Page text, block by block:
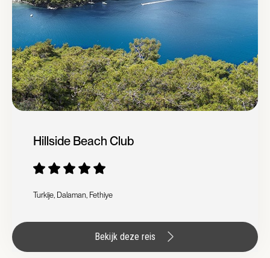
Hillside Beach Club
Turkije, Dalaman, Fethiye
Bekijk deze reis